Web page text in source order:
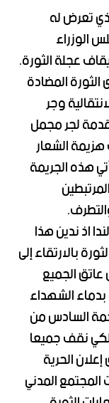
تعرض له
الوزراء
عجلة الثورة.
المضادة
وجر
لجر مجمل
هزيمة الشعار
هذه الجريمة
اذ ندين هذا
بالارتقاء إلى
الجميع
الشهداء
السادس من
والثلاثين من يونيو 2019 و لكي نقف جميعا
الحرية
المدني